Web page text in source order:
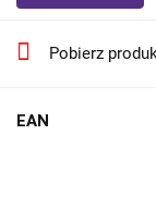
Pobierz
EAN